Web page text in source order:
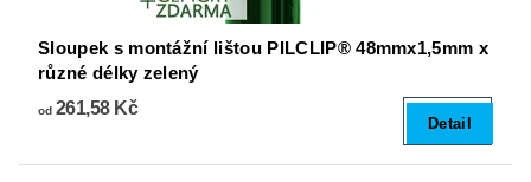
Sloupek s montážní lištou PILCLIP® 48mmx1,5mm x
různé délky zelený
od261,58 Kč
Detail